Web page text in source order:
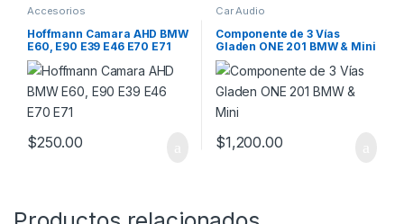
Accesorios
Hoffmann Camara AHD BMW
E60, E90 E39 E46 E70 E71
$250.00
Car Audio
Componente de 3 Vías
Gladen ONE 201 BMW & Mini
$1,200.00